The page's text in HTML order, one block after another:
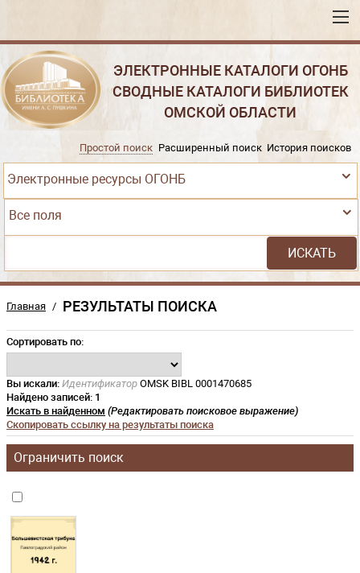
ЭЛЕКТРОННЫЕ КАТАЛОГИ ОГОНБ
СВОДНЫЕ КАТАЛОГИ БИБЛИОТЕК
ОМСКОЙ ОБЛАСТИ
Электронные ресурсы ОГОНБ
Простой поиск Расширенный поиск История поисков
Все поля
Главная / РЕЗУЛЬТАТЫ ПОИСКА
Сортировать по:
Вы искали: Идентификатор OMSK BIBL 0001470685
Найдено записей: 1
Искать в найденном (Редактировать поисковое выражение)
Скопировать ссылку на результаты поиска
Ограничить поиск